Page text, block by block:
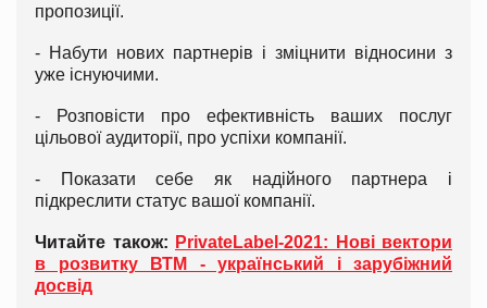
пропозиції.
- Набути нових партнерів і зміцнити відносини з
уже існуючими.
- Розповісти про ефективність ваших послуг
цільової аудиторії, про успіхи компанії.
- Показати себе як надійного партнера і
підкреслити статус вашої компанії.
Читайте також: PrivateLabel-2021: Нові вектори
в розвитку ВТМ - український і зарубіжний
досвід